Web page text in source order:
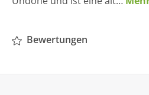
Bewertungen